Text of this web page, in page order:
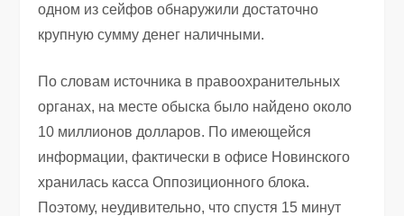
одном из сейфов обнаружили достаточно
крупную сумму денег наличными.
По словам источника в правоохранительных
органах, на месте обыска было найдено около
10 миллионов долларов. По имеющейся
информации, фактически в офисе Новинского
хранилась касса Оппозиционного блока.
Поэтому, неудивительно, что спустя 15 минут